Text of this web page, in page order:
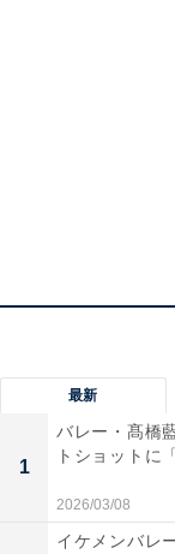
最新
1
バレー・髙橋
トショットに
2026/03/08
イケメンバレ